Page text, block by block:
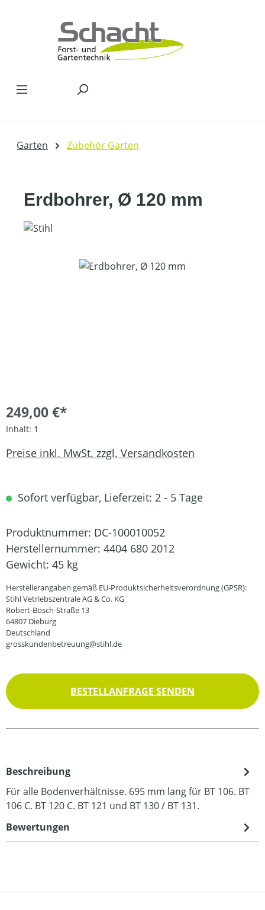
Garten Zubehör Garten
Erdbohrer, Ø 120 mm
Bildergalerie überspringen
249,00 €*
Inhalt: 1
Preise inkl. MwSt. zzgl. Versandkosten
Sofort verfügbar, Lieferzeit: 2 - 5 Tage
Produktnummer: DC-100010052
Herstellernummer: 4404 680 2012
Gewicht: 45 kg
Herstellerangaben gemäß EU-Produktsicherheitsverordnung (GPSR):
Stihl Vetriebszentrale AG & Co. KG
Robert-Bosch-Straße 13
64807 Dieburg
Deutschland
grosskundenbetreuung@stihl.de
BESTELLANFRAGE SENDEN
Beschreibung
Für alle Bodenverhältnisse. 695 mm lang für BT 106. BT
106 C. BT 120 C. BT 121 und BT 130 / BT 131.
Bewertungen